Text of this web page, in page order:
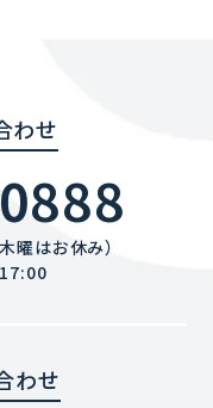
わせ
曜はお休み）
わせ